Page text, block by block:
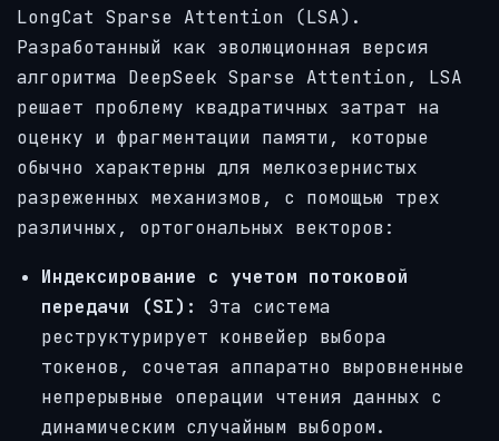
LongCat Sparse Attention (LSA).
Разработанный как эволюционная версия
алгоритма DeepSeek Sparse Attention, LSA
решает проблему квадратичных затрат на
оценку и фрагментации памяти, которые
обычно характерны для мелкозернистых
разреженных механизмов, с помощью трех
различных, ортогональных векторов:
Индексирование с учетом потоковой
передачи (SI):
Эта система
реструктурирует конвейер выбора
токенов, сочетая аппаратно выровненные
непрерывные операции чтения данных с
динамическим случайным выбором.